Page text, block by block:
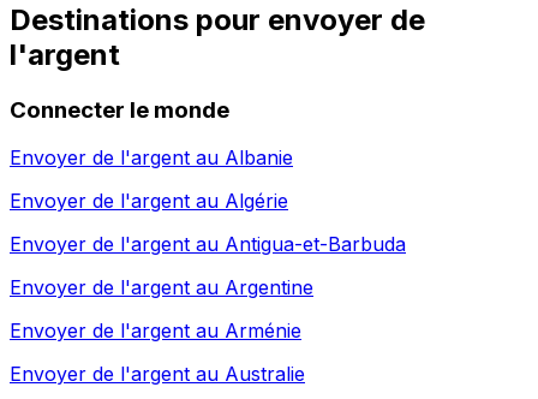
Destinations pour envoyer de
l'argent
Connecter le monde
Envoyer de l'argent au Albanie
Envoyer de l'argent au Algérie
Envoyer de l'argent au Antigua-et-Barbuda
Envoyer de l'argent au Argentine
Envoyer de l'argent au Arménie
Envoyer de l'argent au Australie